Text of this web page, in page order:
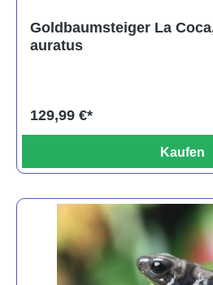
Goldbaumsteiger La
auratus
129,99 €*
Kaufen